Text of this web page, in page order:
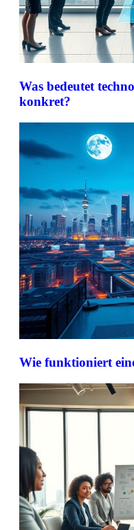
Was bedeutet
konkret?
Wie funktioniert